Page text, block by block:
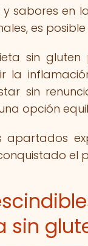
y sabores en
es
sin
la
sin
opción
apartados
el
sin